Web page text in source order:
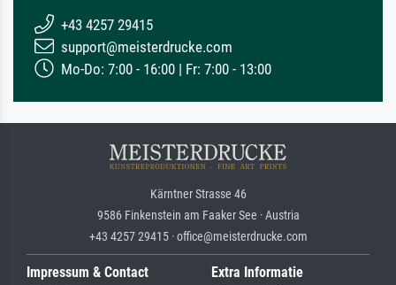
+43 4257 29415
support@meisterdrucke.com
Mo-Do: 7:00 - 16:00 | Fr: 7:00 - 13:00
Kärntner Strasse 46
9586 Finkenstein am Faaker See · Austria
+43 4257 29415 · office@meisterdrucke.com
Impressum & Contact Extra Informatie